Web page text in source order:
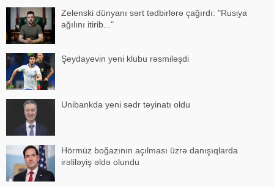
Zelenski dünyanı sərt tədbirlərə çağırdı: "Rusiya
ağılını itirib..."
Şeydayevin yeni klubu rəsmiləşdi
Unibankda yeni sədr təyinatı oldu
Hörmüz boğazının açılması üzrə danışıqlarda
irəliləyiş əldə olundu